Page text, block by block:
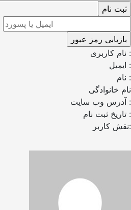
نام کاربری :
ایمیل :
نام :
نام خانوادگی
آدرس وب سایت :
تاریخ ثبت نام :
نقش کاربر: